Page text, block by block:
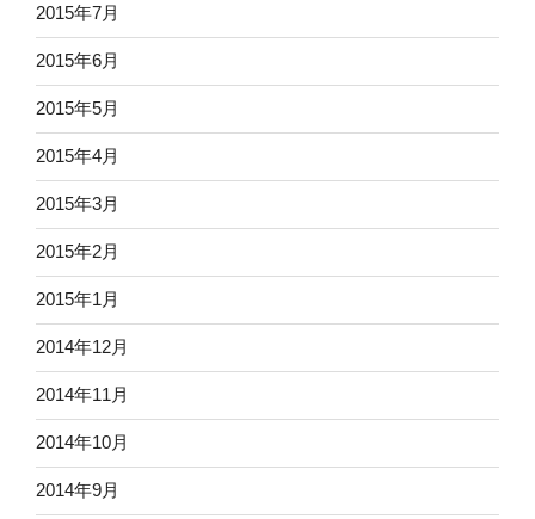
2015年7月
2015年6月
2015年5月
2015年4月
2015年3月
2015年2月
2015年1月
2014年12月
2014年11月
2014年10月
2014年9月